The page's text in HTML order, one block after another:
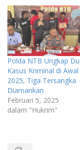
Polda NTB Ungkap
Kasus Kriminal di Awal
2025, Tiga Tersangka
Diamankan
Februari 5, 2025
dalam "Hukrim"